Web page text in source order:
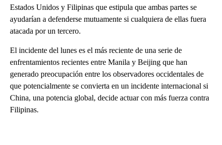
Estados Unidos y Filipinas que estipula que ambas partes se
ayudarían a defenderse mutuamente si cualquiera de ellas fuera
atacada por un tercero.
El incidente del lunes es el más reciente de una serie de
enfrentamientos recientes entre Manila y Beijing que han
generado preocupación entre los observadores occidentales de
que potencialmente se convierta en un incidente internacional si
China, una potencia global, decide actuar con más fuerza contra
Filipinas.